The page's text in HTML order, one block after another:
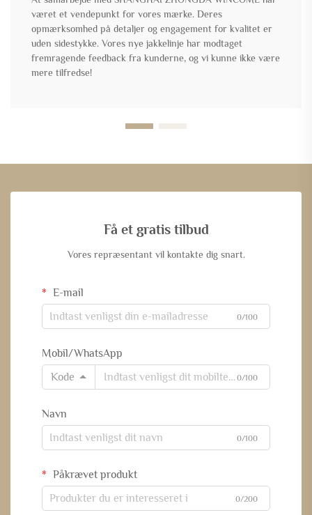
været et vendepunkt for vores mærke. Deres
opmærksomhed på detaljer og engagement for kvalitet er
uden sidestykke. Vores nye jakkelinje har modtaget
fremragende feedback fra kunderne, og vi kunne ikke være
mere tilfredse!
Få et gratis tilbud
Vores repræsentant vil kontakte dig snart.
E-mail
0/100
Mobil/WhatsApp
Kode
0/100
Navn
0/100
Påkrævet produkt
0/200